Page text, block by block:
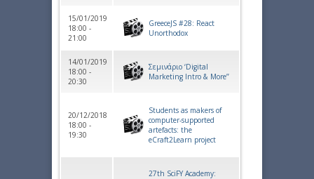
15/01/2019
18:00 -
21:00
GreeceJS #28: React
Unorthodox
14/01/2019
18:00 -
20:30
Σεμινάριο ‘Digital
Marketing Intro & More’’
20/12/2018
18:00 -
19:30
Students as makers of
computer-supported
artefacts: the
eCraft2Learn project
27th SciFY Academy: